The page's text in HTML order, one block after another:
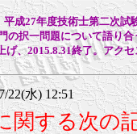
平成27年度技術士第二次試
一問題について語り合
げ、2015.8.31終了。アク
水) 12:51
関する次の